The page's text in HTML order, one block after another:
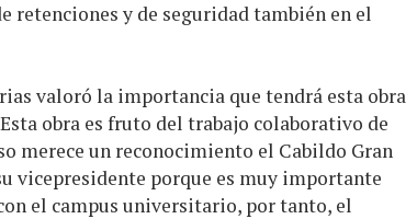
retenciones y de seguridad también en el
valoró la importancia que tendrá esta obra
obra es fruto del trabajo colaborativo de
merece un reconocimiento el Cabildo Gran
vicepresidente porque es muy importante
el campus universitario, por tanto, el